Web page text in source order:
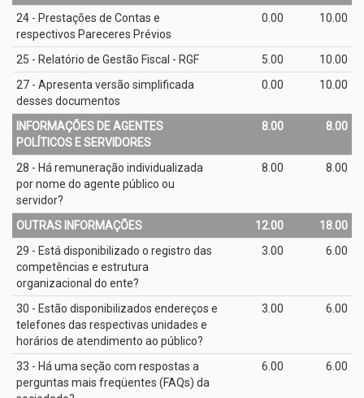
24 - Prestações de Contas e
respectivos Pareceres Prévios
0.00 10.00
25 - Relatório de Gestão Fiscal - RGF 5.00
10.00
27 - Apresenta versão simplificada
desses documentos
0.00 10.00
INFORMAÇÕES DE AGENTES
POLÍTICOS E SERVIDORES
8.00 8.00
28 - Há remuneração individualizada
por nome do agente público ou
servidor?
8.00 8.00
OUTRAS INFORMAÇÕES 12.00
18.00
29 - Está disponibilizado o registro das
competências e estrutura
organizacional do ente?
3.00 6.00
30 - Estão disponibilizados endereços e
telefones das respectivas unidades e
horários de atendimento ao público?
3.00 6.00
33 - Há uma seção com respostas a
perguntas mais freqüentes (FAQs) da
6.00 6.00